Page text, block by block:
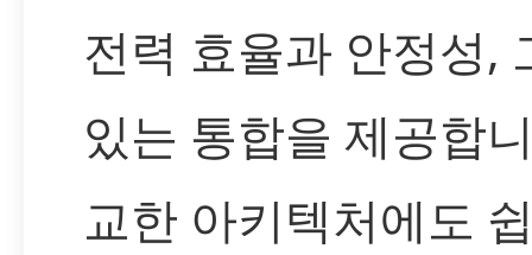
전력 효율과 안정성,
있는 통합을 제공합
교한 아키텍처에도